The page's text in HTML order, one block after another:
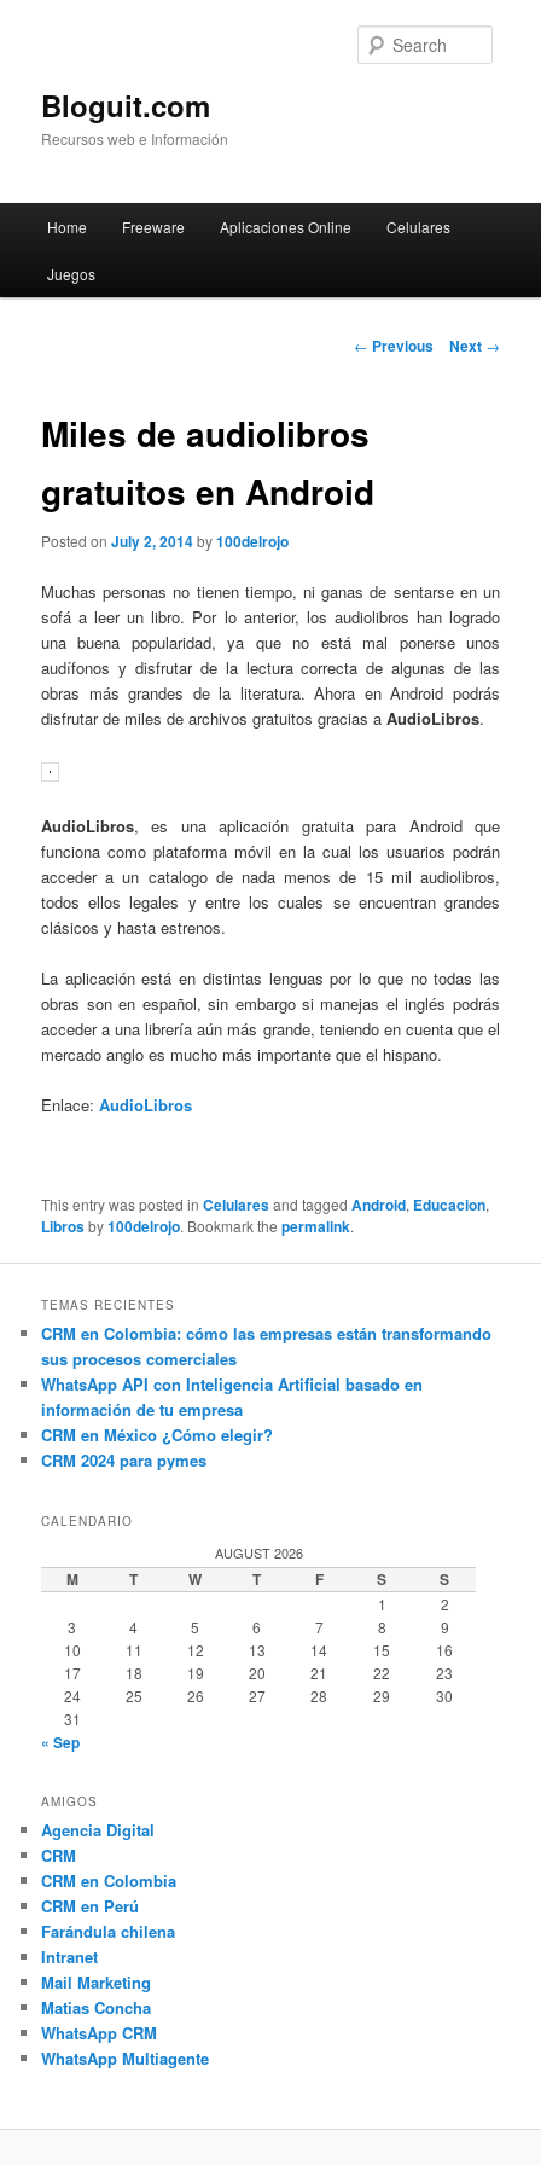
Bloguit.com
Recursos web e Información
Skip
to
Home Freeware Aplicaciones Online Celulares
Juegos
Post
← Previous Next →
Miles de audiolibros
gratuitos en Android
Posted onJuly 2, 2014by100delrojo
Muchas personas no tienen tiempo, ni ganas de sentarse en un
sofá a leer un libro. Por lo anterior, los audiolibros han logrado
una buena popularidad, ya que no está mal ponerse unos
audífonos y disfrutar de la lectura correcta de algunas de las
obras más grandes de la literatura. Ahora en Android podrás
disfrutar de miles de archivos gratuitos gracias aAudioLibros.
AudioLibros, es una aplicación gratuita para Android que
funciona como plataforma móvil en la cual los usuarios podrán
acceder a un catalogo de nada menos de 15 mil audiolibros,
todos ellos legales y entre los cuales se encuentran grandes
clásicos y hasta estrenos.
La aplicación está en distintas lenguas por lo que no todas las
obras son en español, sin embargo si manejas el inglés podrás
acceder a una librería aún más grande, teniendo en cuenta que el
mercado anglo es mucho más importante que el hispano.
Enlace:AudioLibros
This entry was posted inCelularesand taggedAndroid, Educacion,
Librosby100delrojo. Bookmark thepermalink.
TEMAS RECIENTES
CRM en Colombia: cómo las empresas están transformando
sus procesos comerciales
WhatsApp API con Inteligencia Artificial basado en
información de tu empresa
CRM en México ¿Cómo elegir?
CRM 2024 para pymes
CALENDARIO
AUGUST 2026
M T W T F S S
1
2
3
4 5 6 7 8
9
10
11 12 13 14 15
16
17
18 19 20 21 22
23
24
25 26 27 28 29
30
31
« Sep
AMIGOS
Agencia Digital
CRM
CRM en Colombia
CRM en Perú
Farándula chilena
Intranet
Mail Marketing
Matias Concha
WhatsApp CRM
WhatsApp Multiagente